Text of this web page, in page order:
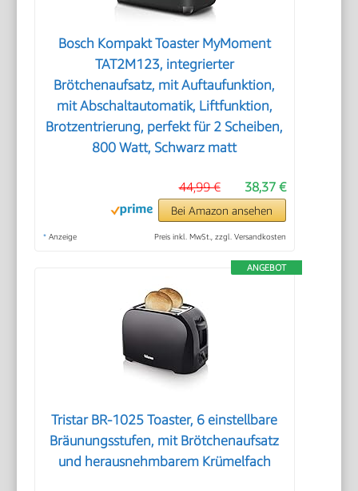
Bosch Kompakt Toaster MyMoment
TAT2M123, integrierter
Brötchenaufsatz, mit Auftaufunktion,
mit Abschaltautomatik, Liftfunktion,
Brotzentrierung, perfekt für 2 Scheiben,
800 Watt, Schwarz matt
38,37 €
44,99 €
Bei Amazon ansehen
* Anzeige Preis inkl. MwSt., zzgl. Versandkosten
ANGEBOT
Tristar BR-1025 Toaster, 6 einstellbare
Bräunungsstufen, mit Brötchenaufsatz
und herausnehmbarem Krümelfach